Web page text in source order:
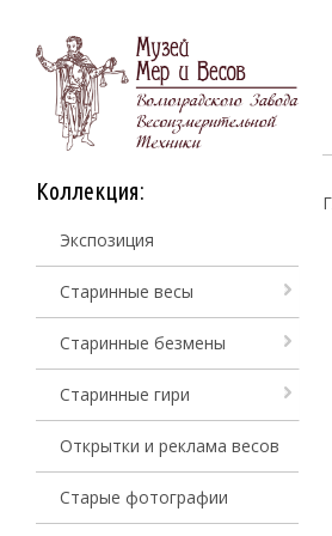
Коллекция:
Экспозиция
Старинные весы
Старинные безмены
Старинные гири
Открытки и реклама весов
Старые фотографии